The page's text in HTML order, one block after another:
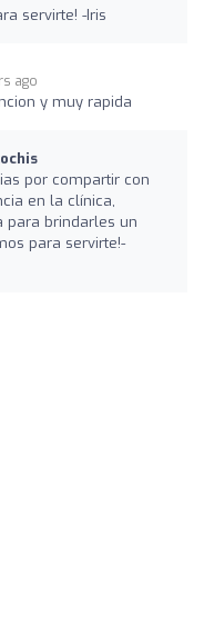
servirte! -Iris
ago
y muy rapida
por compartir con
en la clínica,
para brindarles un
para servirte!-